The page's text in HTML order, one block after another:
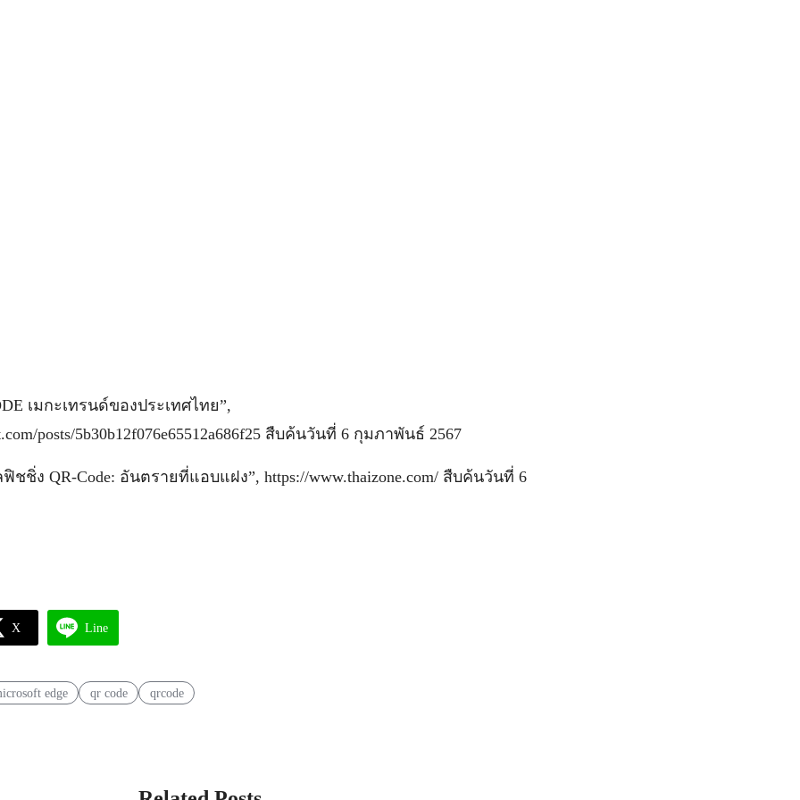
เมกะเทรนด์ของประเทศไทย”,
posts/5b30b12f076e65512a686f25 สืบค้นวันที่ 6 กุมภาพันธ์ 2567
ฟิชชิ่ง QR-Code: อันตรายที่แอบแฝง”, https://www.thaizone.com/ สืบค้นวันที่ 6
X Line
edge qr code qrcode